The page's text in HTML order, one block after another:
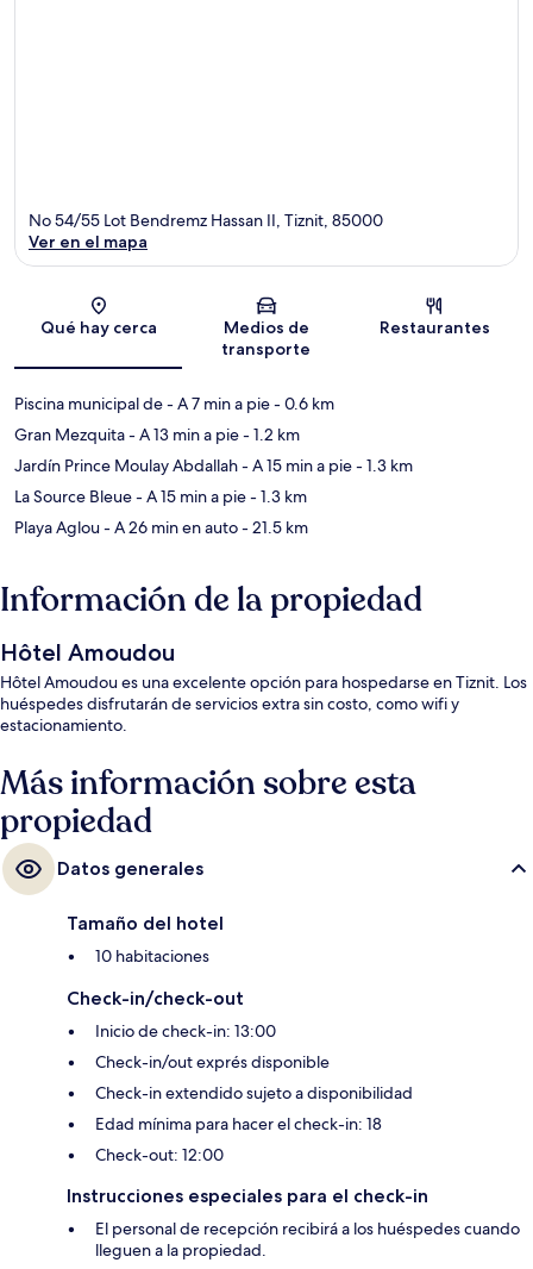
Sección del mapa
No 54/55 Lot Bendremz Hassan II, Tiznit, 85000
Ver en el mapa
Qué hay cerca
Medios de
transporte
Restaurantes
Piscina municipal de- A 7 min a pie- 0.6 km
Gran Mezquita- A 13 min a pie- 1.2 km
Jardín Prince Moulay Abdallah- A 15 min a pie- 1.3 km
La Source Bleue- A 15 min a pie- 1.3 km
Playa Aglou- A 26 min en auto- 21.5 km
Información de la propiedad
Hôtel Amoudou
Hôtel Amoudou es una excelente opción para hospedarse en Tiznit. Los
huéspedes disfrutarán de servicios extra sin costo, como wifi y
estacionamiento.
Más información sobre esta
propiedad
Datos generales
Tamaño del hotel
10 habitaciones
Check-in/check-out
Inicio de check-in: 13:00
Check-in/out exprés disponible
Check-in extendido sujeto a disponibilidad
Edad mínima para hacer el check-in: 18
Check-out: 12:00
Instrucciones especiales para el check-in
El personal de recepción recibirá a los huéspedes cuando
lleguen a la propiedad.